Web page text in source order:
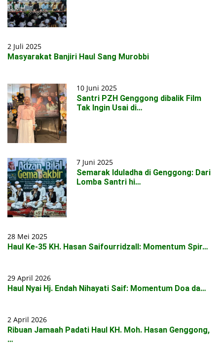
2 Juli 2025
Masyarakat Banjiri Haul Sang Murobbi
10 Juni 2025
Santri PZH Genggong dibalik Film
Tak Ingin Usai di…
7 Juni 2025
Semarak Iduladha di Genggong: Dari
Lomba Santri hi…
28 Mei 2025
Haul Ke-35 KH. Hasan Saifourridzall: Momentum Spir…
29 April 2026
Haul Nyai Hj. Endah Nihayati Saif: Momentum Doa da…
2 April 2026
Ribuan Jamaah Padati Haul KH. Moh. Hasan Genggong,
…